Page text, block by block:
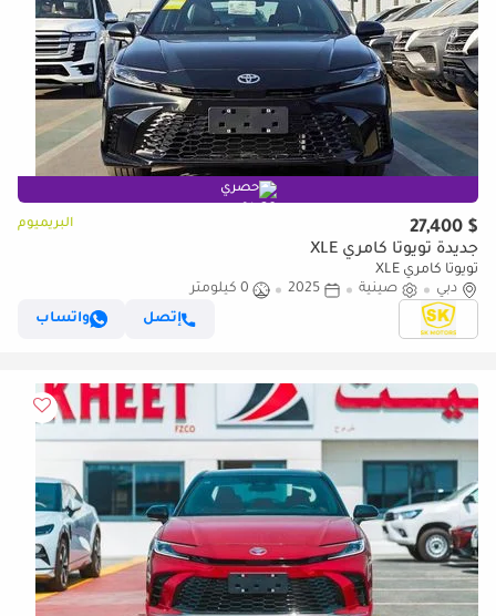
حصري
$ 27,400 البريميوم
جديدة تويوتا كامري XLE
تويوتا كامري XLE
دبي
صينية 2025
0 كيلومتر
إتصل
واتساب